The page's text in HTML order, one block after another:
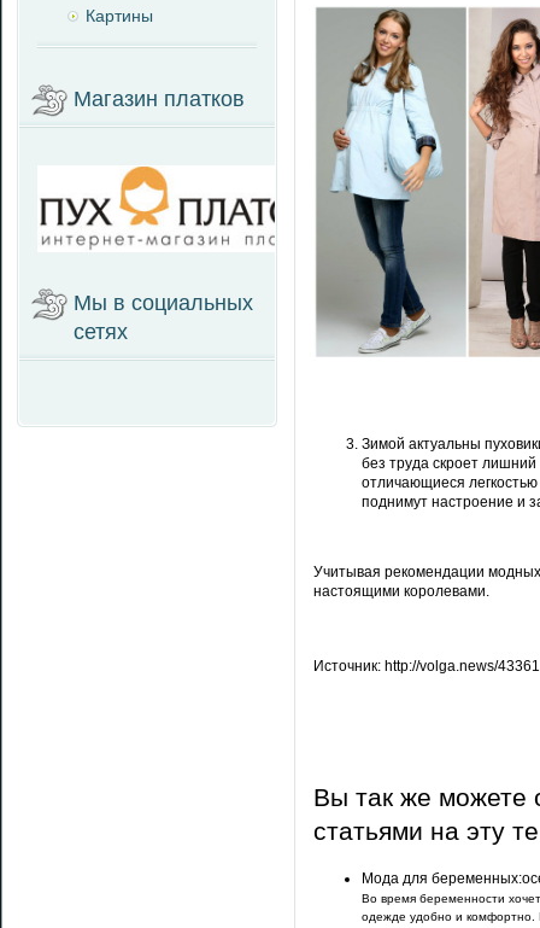
Зимой актуальны
без труда скроет
отличающиеся
поднимут настроение и
Учитывая рекомендации
настоящими королевами.
Источник: http://volga.news/
Вы так же можете
статьями на эту
Мода для
Во время беременности
одежде удобно и
Картины
Магазин платков
Мы в социальных
сетях